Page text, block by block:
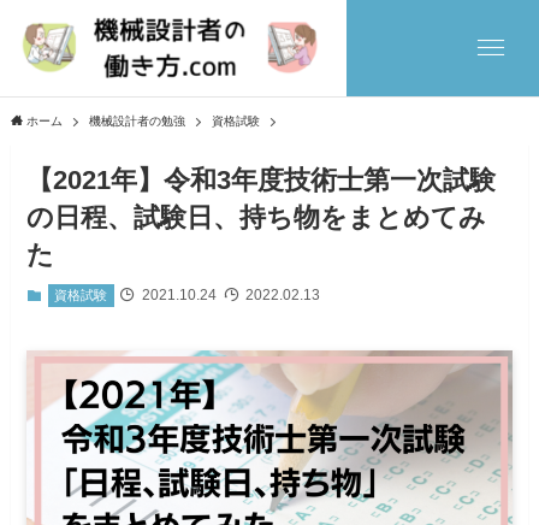
ホーム 機械設計者の勉強 資格試験
【2021年】令和3年度技術士第一次試験
の日程、試験日、持ち物をまとめてみ
た
資格試験 2021.10.24 2022.02.13